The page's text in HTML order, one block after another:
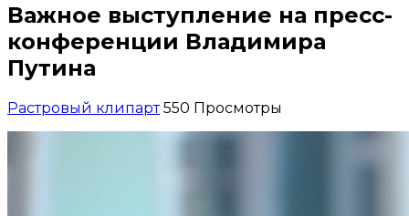
Важное выступление на пресс-
конференции Владимира
Путина
Растровый клипарт 550 Просмотры